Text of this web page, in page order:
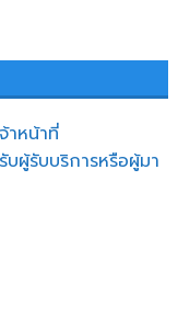
าหน้าที่
ผู้รับบริการหรือผู้มา